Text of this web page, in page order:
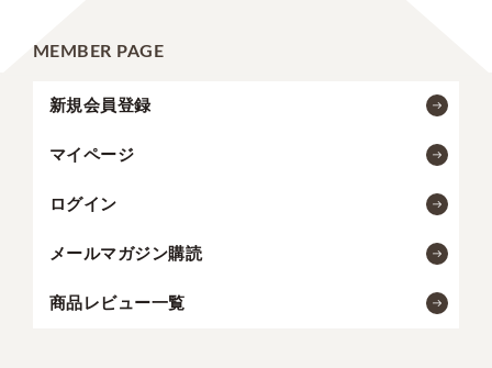
MEMBER PAGE
新規会員登録
マイページ
ログイン
メールマガジン購読
商品レビュー一覧